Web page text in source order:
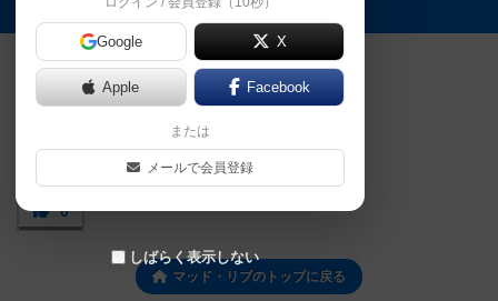
トップに表示される画像
0
マッド・リブのトップに戻る
Google X
Apple Facebook
または
メールで会員登録
しばらく表示しない